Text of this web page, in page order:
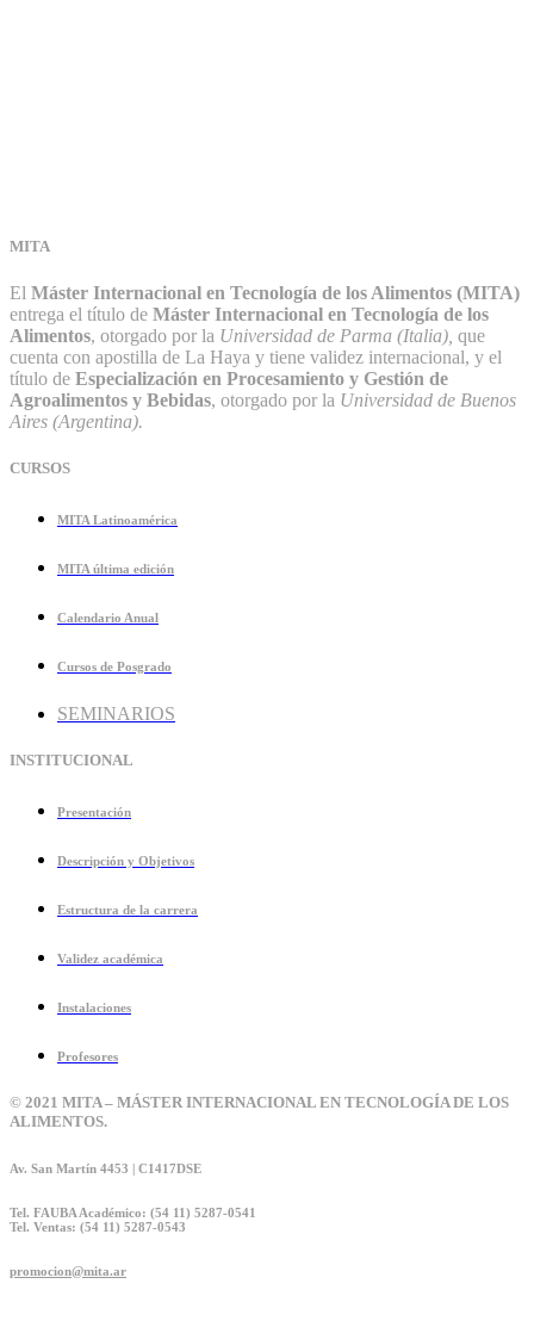
MITA
El Máster Internacional en Tecnología de los Alimentos (MITA)
entrega el título de Máster Internacional en Tecnología de los
Alimentos, otorgado por la Universidad de Parma (Italia), que
cuenta con apostilla de La Haya y tiene validez internacional, y el
título de Especialización en Procesamiento y Gestión de
Agroalimentos y Bebidas, otorgado por la Universidad de Buenos
Aires (Argentina).
CURSOS
MITA Latinoamérica
MITA última edición
Calendario Anual
Cursos de Posgrado
SEMINARIOS
INSTITUCIONAL
Presentación
Descripción y Objetivos
Estructura de la carrera
Validez académica
Instalaciones
Profesores
© 2021 MITA – MÁSTER INTERNACIONAL EN TECNOLOGÍA DE LOS
ALIMENTOS.
Av. San Martín 4453 | C1417DSE
Tel. FAUBA Académico: (54 11) 5287-0541
Tel. Ventas: (54 11) 5287-0543
promocion@mita.ar